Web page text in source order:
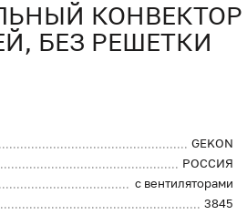
КОНВЕКТОР
БЕЗ РЕШЕТКИ
GEKON
РОССИЯ
с вентиляторами
3845